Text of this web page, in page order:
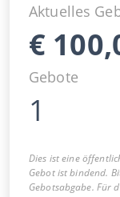
Aktuelles
€
Gebote
1
Dies ist eine
Gebot ist bindend.
Gebotsabgabe. Für